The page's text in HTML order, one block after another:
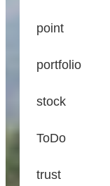
point
portfolio
stock
ToDo
trust